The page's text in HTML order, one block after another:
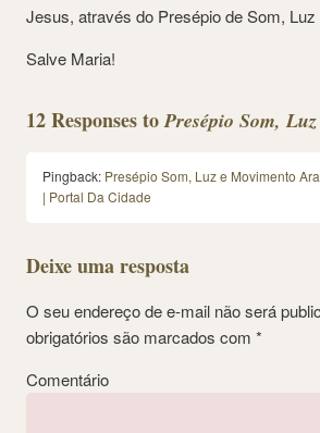
Jesus, através do Presépio de Som,
Salve Maria!
12 Responses toPresépio Som,
Pingback: Presépio Som, Luz e Movimento
| Portal Da Cidade
Deixe uma resposta
O seu endereço de e-mail não será
obrigatórios são marcados com *
Comentário